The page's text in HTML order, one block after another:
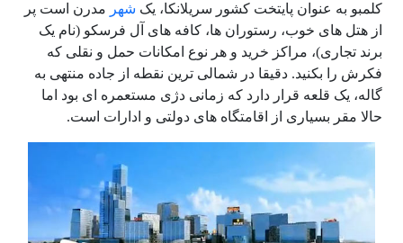
کلمبو به عنوان پایتخت کشور سریلانکا، یک شهر مدرن است پر
از هتل های خوب، رستوران ها، کافه های آل فرسکو (نام یک
برند تجاری)، مراکز خرید و هر نوع امکانات حمل و نقلی که
فکرش را بکنید. دقیقا در شمالی ترین نقطه از جاده منتهی به
گاله، یک قلعه قرار دارد که زمانی دژی مستعمره ای بود اما
حالا مقر بسیاری از اقامتگاه های دولتی و ادارات است.